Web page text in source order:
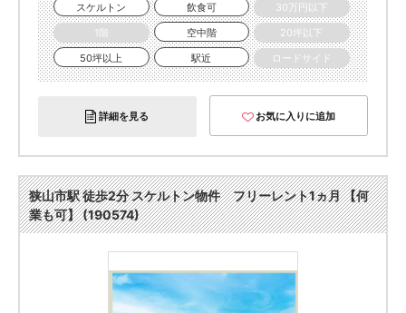
スケルトン
飲食可
30万円以下
1階
空中階
20坪以下
50坪以上
駅近 ロードサイド
詳細を見る お気に入りに追加
狭山市駅 徒歩2分 スケルトン物件 フリーレント1ヵ月 【何
業も可】 (190574)